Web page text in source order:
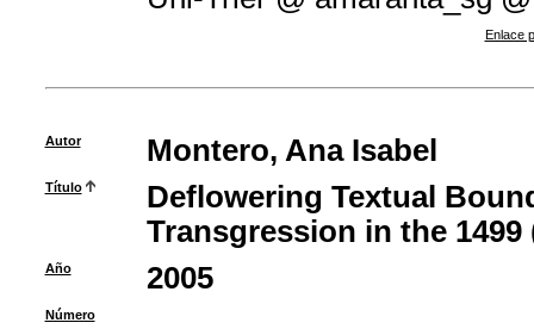
Enlace
Autor Montero, Ana Isabel
Título
Deflowering Textual
Transgression in the
Año 2005
Número